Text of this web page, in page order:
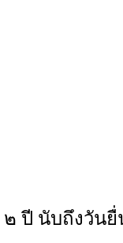
ปี นับถึงวันยื่